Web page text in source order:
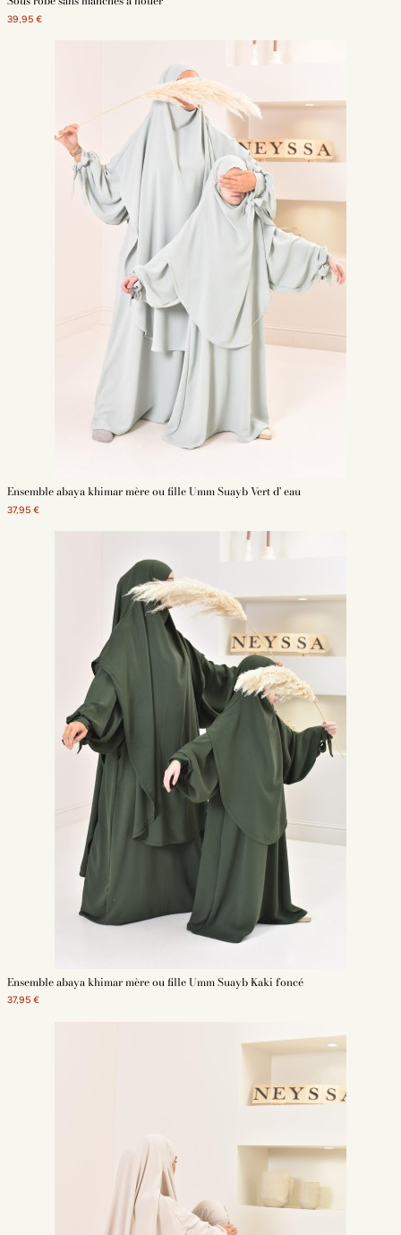
39,95 €
Ensemble abaya khimar mère ou fille Umm Suayb Vert d' eau
37,95 €
Ensemble abaya khimar mère ou fille Umm Suayb Kaki foncé
37,95 €